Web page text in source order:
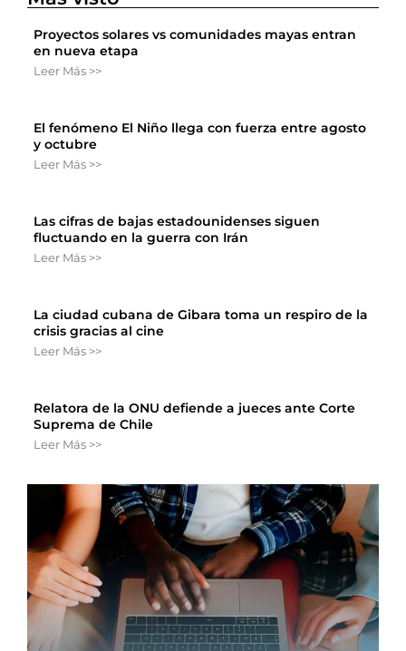
Proyectos solares vs comunidades mayas entran
en nueva etapa
Leer Más >>
El fenómeno El Niño llega con fuerza entre agosto
y octubre
Leer Más >>
Las cifras de bajas estadounidenses siguen
fluctuando en la guerra con Irán
Leer Más >>
La ciudad cubana de Gibara toma un respiro de la
crisis gracias al cine
Leer Más >>
Relatora de la ONU defiende a jueces ante Corte
Suprema de Chile
Leer Más >>